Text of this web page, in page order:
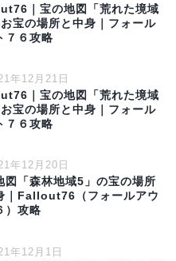
｜宝の地図「荒れた境域
宝の場所と中身｜フォール
７６攻略
年12月21日
｜宝の地図「荒れた境域
宝の場所と中身｜フォール
７６攻略
年12月20日
図「森林地域5」の宝の場所
｜Fallout76（フォールアウ
）攻略
年12月1日